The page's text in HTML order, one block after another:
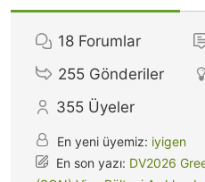
18 Forumlar
255 Gönderiler
355 Üyeler
En yeni üyemiz: iyigen
En son yazı: DV2026